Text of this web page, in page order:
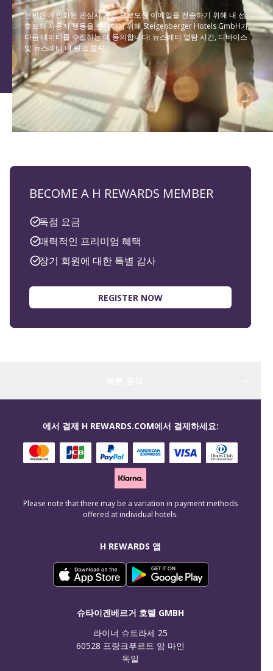
본인은 개인화된 관심사 관련 프로모션 이메일을 전송하기 위해 내 선
호도와 사용자 행동을 분석하기 위해 Steigenberger Hotels GmbH가
다음 데이터를 수집하는 데 동의합니다: 뉴스레터 열람 시간, 디바이스
및 뉴스레터 내 링크 클릭.
BECOME A H REWARDS MEMBER
독점 요금
매력적인 프리미엄 혜택
장기 회원에 대한 특별 감사
REGISTER NOW
H REWARDS 앱
슈타이겐베르거 호텔 GMBH
라이너 슈트라세 25
60528 프랑크푸르트 암 마인
독일
에서 결제 H REWARDS.COM에서 결제하세요:
Please note that there may be a variation in payment methods
offered at individual hotels.